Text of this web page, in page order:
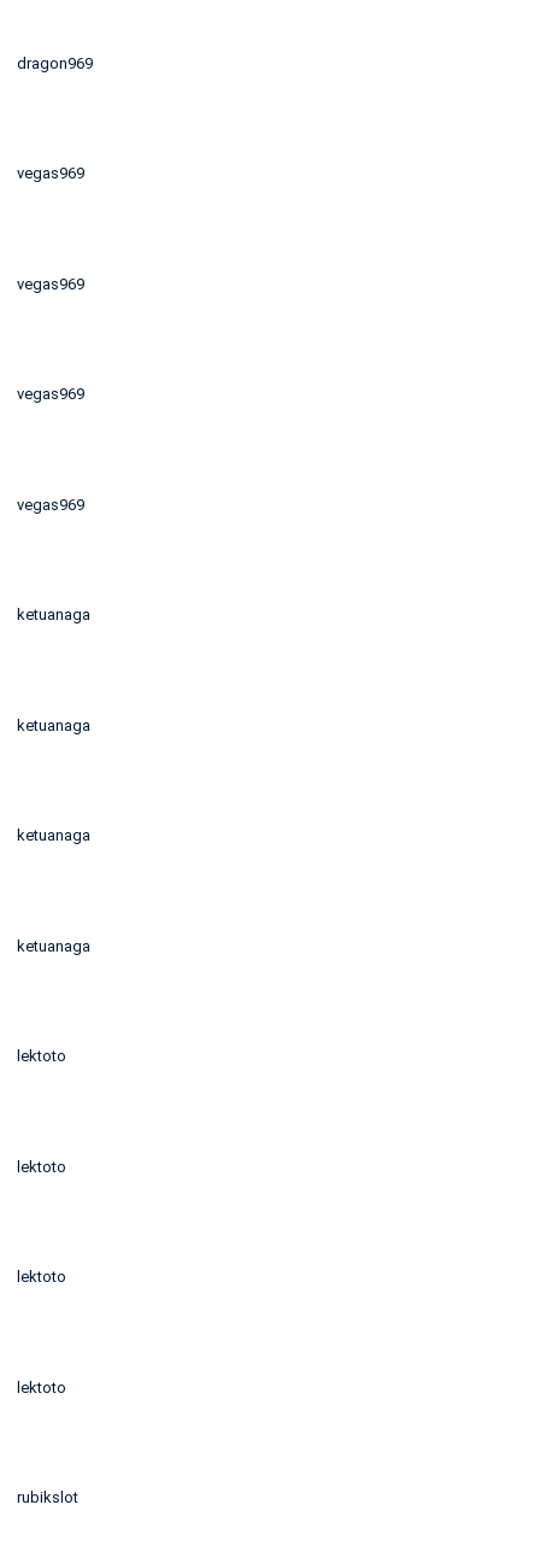
dragon969
vegas969
vegas969
vegas969
vegas969
ketuanaga
ketuanaga
ketuanaga
ketuanaga
lektoto
lektoto
lektoto
lektoto
rubikslot